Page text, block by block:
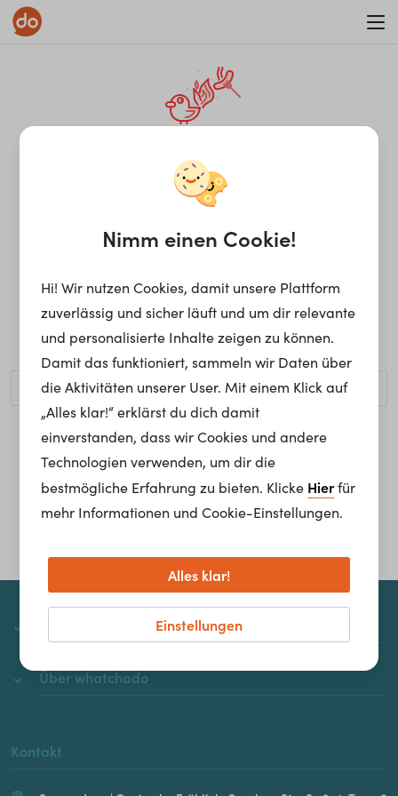
¡Ay, caramba! Seite nicht
gefunden.
Ups, die gewünschte Seite kann nicht gefunden werden.
Möchtest du nach einem bestimmten Begriff suchen?
Homepage
Über whatchado
Kontakt
Nimm einen Cookie!
Hi! Wir nutzen Cookies, damit unsere Plattform
zuverlässig und sicher läuft und um dir relevante
und personalisierte Inhalte zeigen zu können.
Damit das funktioniert, sammeln wir Daten über
die Aktivitäten unserer User. Mit einem Klick auf
„Alles klar!“ erklärst du dich damit
einverstanden, dass wir Cookies und andere
Technologien verwenden, um dir die
bestmögliche Erfahrung zu bieten. Klicke Hierfür
mehr Informationen und Cookie-Einstellungen.
Einstellungen
Alles klar!